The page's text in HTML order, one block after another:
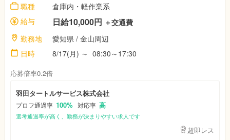
職種
倉庫内・軽作業系
給与
日給10,000円 ＋交通費
勤務地
愛知県 / 金山周辺
日時
8/17(月) ～ 08:30～17:30
応募倍率0.2倍
羽田タートルサービス株式会社
プロフ通過率 100% 対応率 高
選考通過率が高く、勤務が決まりやすい求人です
超即レス